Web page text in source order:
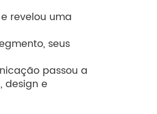
revelou uma
seus
passou a
design e